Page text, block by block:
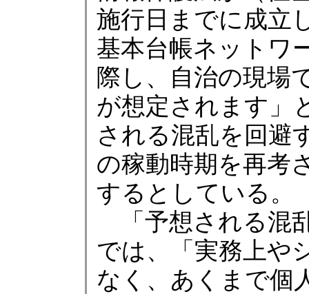
施行日までに成立
基本台帳ネットワ
際し、自治の現場
が想定されます」
される混乱を回避
の稼動時期を再考
するとしている。
「予想される混
では、「実務上や
なく、あくまで個